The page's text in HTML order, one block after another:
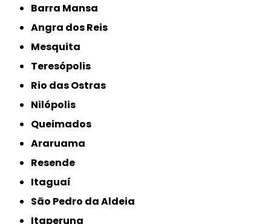
Barra Mansa
Angra dos Reis
Mesquita
Teresópolis
Rio das Ostras
Nilópolis
Queimados
Araruama
Resende
Itaguaí
São Pedro da Aldeia
Itaperuna